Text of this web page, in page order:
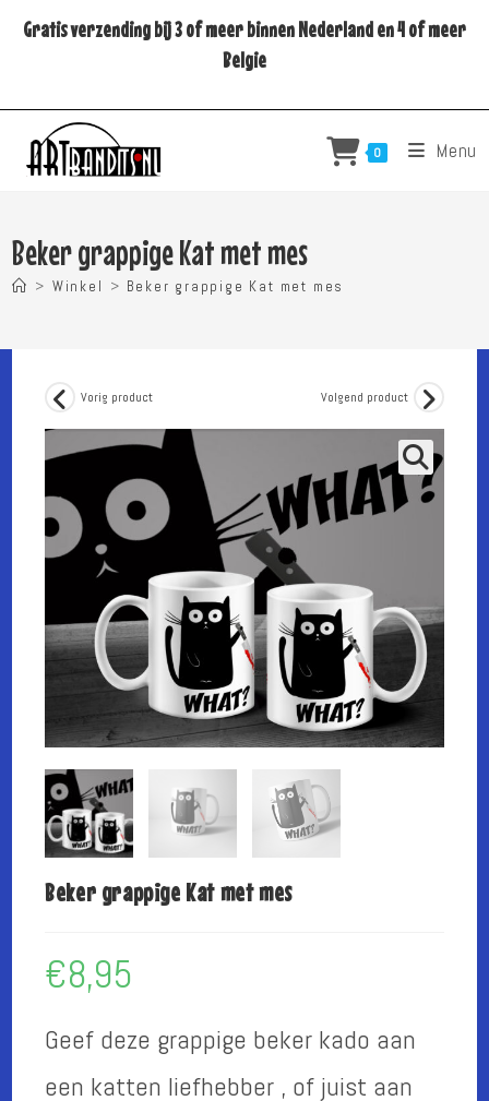
naarGratis verzending bij 3 of meer binnen Nederland en 4 of meer
Belgie
0 Menu
Beker grappige Kat met mes
> Winkel > Beker grappige Kat met mes
Vorig product Volgend product
Beker grappige Kat met mes
€8,95
Geef deze grappige beker kado aan
een katten liefhebber , of juist aan